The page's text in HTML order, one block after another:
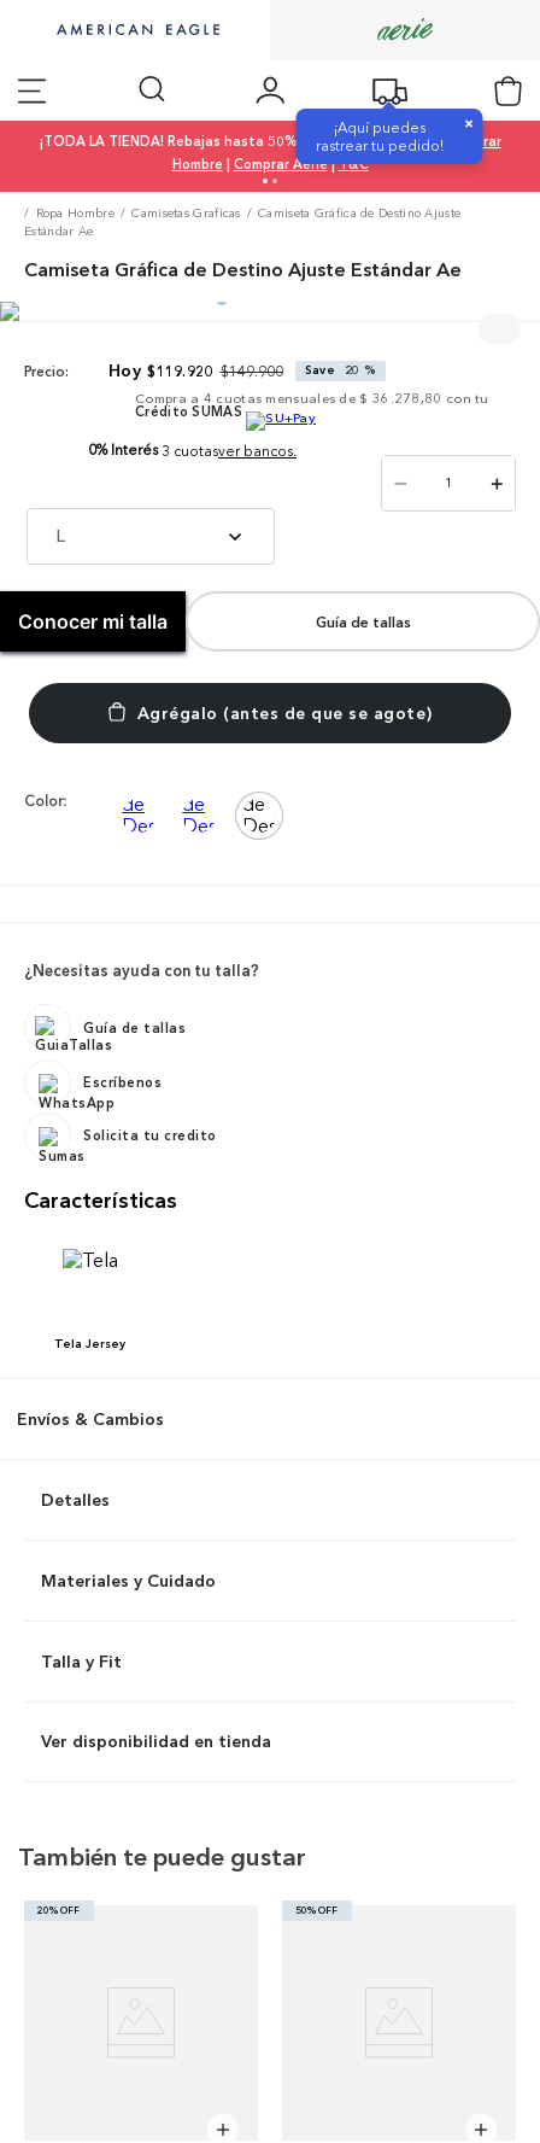
¡Aquí puedes
rastrear tu pedido!
×
¡TODA LA TIENDA! Rebajas hasta 50% OFF |Comprar Mujer|
Comprar
Hombre | Comprar Aerie|T&C
Ropa Hombre Camisetas Graficas
Camiseta Gráfica de Destino Ajuste
Estándar Ae
Camiseta Gráfica de Destino Ajuste Estándar Ae
Precio: $119. 920 $149.900 Save 20 %
Compra a 4 cuotas mensuales de $ 36.278,80 con tu
Crédito SUMAS
0% Interés 3 cuotasver bancos.
L
＋
－
Conocer mi talla Guía de tallas
Color:
¿Necesitas ayuda con tu talla?
Guía de tallas
Escríbenos
Solicita tu credito
Características
Tela Jersey
Envíos & Cambios
Detalles
Materiales y Cuidado
Talla y Fit
Ver disponibilidad en tienda
También te puede gustar
20% OFF 50% OFF